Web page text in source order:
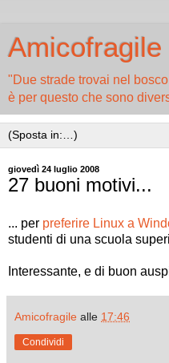
Amicofragile
"Due strade trovai nel
è per questo che sono
giovedì 24 luglio 2008
27 buoni motivi...
... per preferire Linux a
studenti di una scuola
Interessante, e di buon
Amicofragile alle 17:46
Condividi